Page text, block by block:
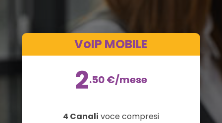
VoIP MOBILE
2.50€/mese
4 Canali voce compresi